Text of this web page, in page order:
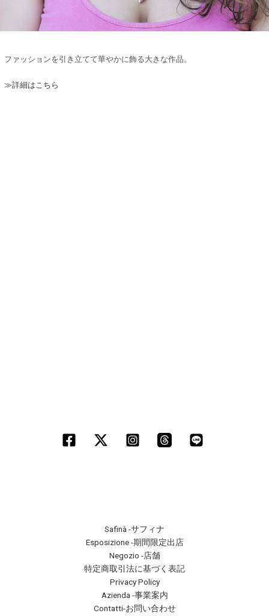
ファッションを引き立てて華やかに飾る大きな作品。
≫詳細はこちら
Safinà -サフィナ
Esposizione -期間限定出店
Negozio -店舗
特定商取引法に基づく表記
Privacy Policy
Azienda -事業案内
Contatti-お問い合わせ